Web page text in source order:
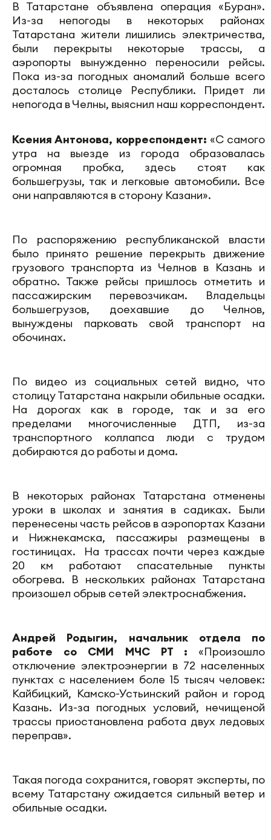
В Татарстане объявлена операция «Буран».
Из-за непогоды в некоторых районах
Татарстана жители лишились электричества,
были перекрыты некоторые трассы, а
аэропорты вынужденно переносили рейсы.
Пока из-за погодных аномалий больше всего
досталось столице Республики. Придет ли
непогода в Челны, выяснил наш корреспондент.
Ксения Антонова, корреспондент: «С самого
утра на выезде из города образовалась
огромная пробка, здесь стоят как
большегрузы, так и легковые автомобили. Все
они направляются в сторону Казани».
По распоряжению республиканской власти
было принято решение перекрыть движение
грузового транспорта из Челнов в Казань и
обратно. Также рейсы пришлось отметить и
пассажирским перевозчикам. Владельцы
большегрузов, доехавшие до Челнов,
вынуждены парковать свой транспорт на
обочинах.
По видео из социальных сетей видно, что
столицу Татарстана накрыли обильные осадки.
На дорогах как в городе, так и за его
пределами многочисленные ДТП, из-за
транспортного коллапса люди с трудом
добираются до работы и дома.
В некоторых районах Татарстана отменены
уроки в школах и занятия в садиках. Были
перенесены часть рейсов в аэропортах Казани
и Нижнекамска, пассажиры размещены в
гостиницах. На трассах почти через каждые
20 км работают спасательные пункты
обогрева. В нескольких районах Татарстана
произошел обрыв сетей электроснабжения.
Андрей Родыгин, начальник отдела по
работе со СМИ МЧС РТ : «Произошло
отключение электроэнергии в 72 населенных
пунктах с населением боле 15 тысяч человек:
Кайбицкий, Камско-Устьинский район и город
Казань. Из-за погодных условий, нечищеной
трассы приостановлена работа двух ледовых
переправ».
Такая погода сохранится, говорят эксперты, по
всему Татарстану ожидается сильный ветер и
обильные осадки.